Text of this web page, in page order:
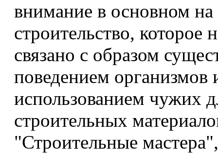
внимание в основном на
строительство, которое
связано с образом
поведением организмов
использованием чужих
строительных
"Строительные